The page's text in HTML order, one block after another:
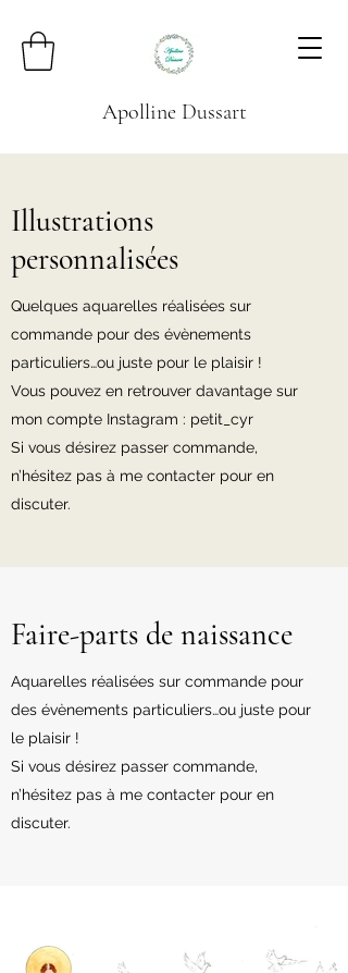
Apolline Dussart
Illustrations
personnalisées
Quelques aquarelles réalisées sur
commande pour des évènements
particuliers…ou juste pour le plaisir !
Vous pouvez en retrouver davantage sur
mon compte Instagram : petit_cyr
Si vous désirez passer commande,
n’hésitez pas à me contacter pour en
discuter.
Faire-parts de naissance
Aquarelles réalisées sur commande pour
des évènements particuliers…ou juste pour
le plaisir !
Si vous désirez passer commande,
n’hésitez pas à me contacter pour en
discuter.